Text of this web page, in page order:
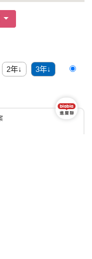
2年↓ 3年↓